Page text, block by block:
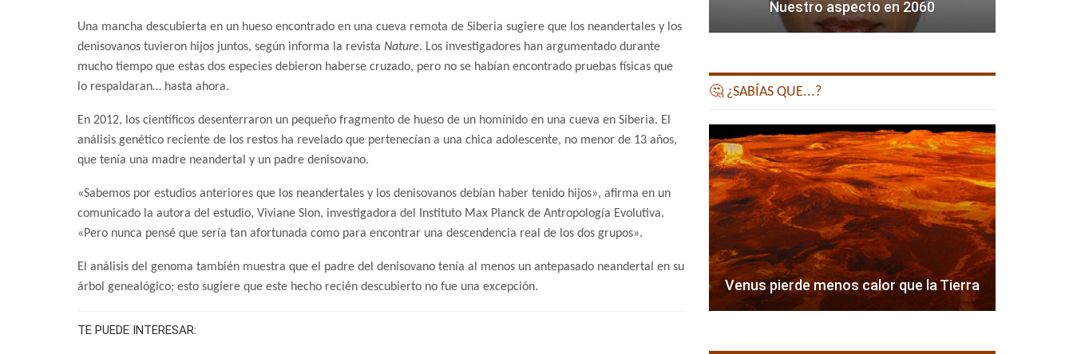
Una mancha descubierta en un hueso encontrado en una cueva remota de Siberia sugiere que los neandertales y los
denisovanos tuvieron hijos juntos, según informa la revista Nature. Los investigadores han argumentado durante
mucho tiempo que estas dos especies debieron haberse cruzado, pero no se habían encontrado pruebas físicas que
lo respaldaran… hasta ahora.
En 2012, los científicos desenterraron un pequeño fragmento de hueso de un homínido en una cueva en Siberia. El
análisis genético reciente de los restos ha revelado que pertenecían a una chica adolescente, no menor de 13 años,
que tenía una madre neandertal y un padre denisovano.
«Sabemos por estudios anteriores que los neandertales y los denisovanos debían haber tenido hijos», afirma en un
comunicado la autora del estudio, Viviane Slon, investigadora del Instituto Max Planck de Antropología Evolutiva.
«Pero nunca pensé que sería tan afortunada como para encontrar una descendencia real de los dos grupos».
El análisis del genoma también muestra que el padre del denisovano tenía al menos un antepasado neandertal en su
árbol genealógico; esto sugiere que este hecho recién descubierto no fue una excepción.
TE PUEDE INTERESAR:
Nuestro aspecto en 2060
🤔 ¿SABÍAS QUE...?
Venus pierde menos calor que la Tierra